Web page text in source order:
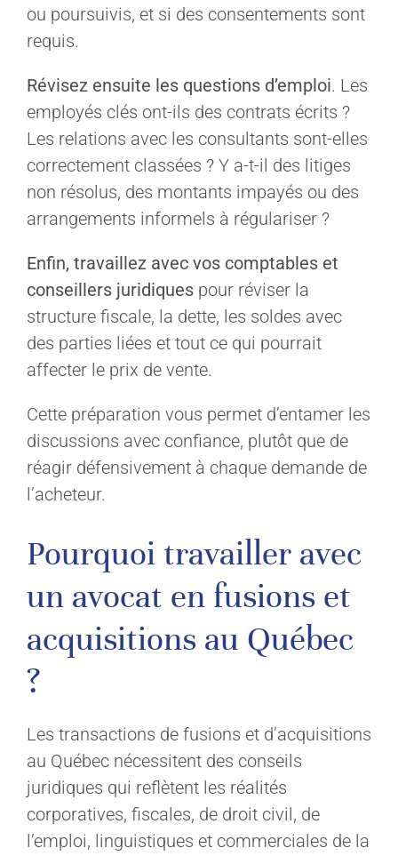
ou poursuivis, et si des consentements sont
requis.
Révisez ensuite les questions d’emploi. Les
employés clés ont-ils des contrats écrits ?
Les relations avec les consultants sont-elles
correctement classées ? Y a-t-il des litiges
non résolus, des montants impayés ou des
arrangements informels à régulariser ?
Enfin, travaillez avec vos comptables et
conseillers juridiques pour réviser la
structure fiscale, la dette, les soldes avec
des parties liées et tout ce qui pourrait
affecter le prix de vente.
Cette préparation vous permet d’entamer les
discussions avec confiance, plutôt que de
réagir défensivement à chaque demande de
l’acheteur.
Pourquoi travailler avec
un avocat en fusions et
acquisitions au Québec
?
Les transactions de fusions et d’acquisitions
au Québec nécessitent des conseils
juridiques qui reflètent les réalités
corporatives, fiscales, de droit civil, de
l’emploi, linguistiques et commerciales de la